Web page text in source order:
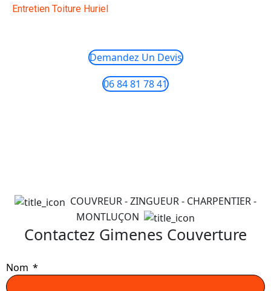
Entretien Toiture Huriel
Demandez Un Devis
06 84 81 78 41
COUVREUR - ZINGUEUR - CHARPENTIER -
MONTLUÇON
Contactez Gimenes Couverture
Nom